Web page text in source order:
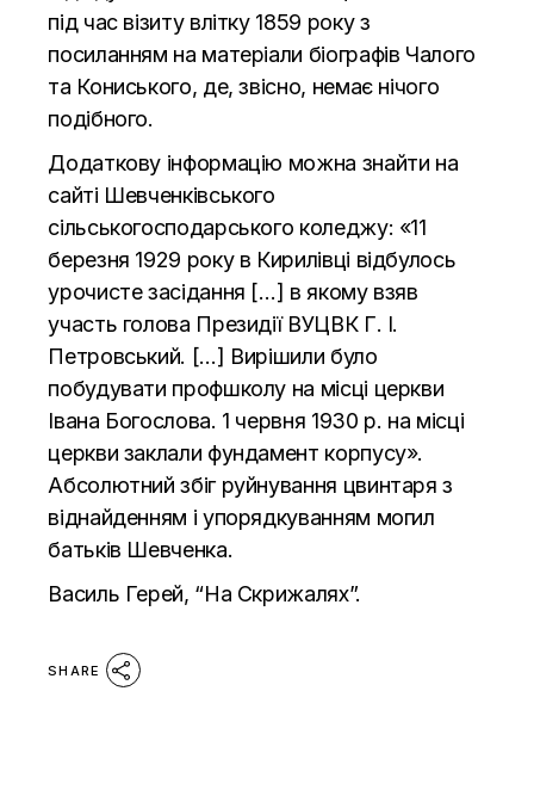
під час візиту влітку 1859 року з
посиланням на матеріали біографів Чалого
та Кониського, де, звісно, немає нічого
подібного.
Додаткову інформацію можна знайти на
сайті Шевченківського
сільськогосподарського коледжу: «11
березня 1929 року в Кирилівці відбулось
урочисте засідання […] в якому взяв
участь голова Президії ВУЦВК Г. І.
Петровський. […] Вирішили було
побудувати профшколу на місці церкви
Івана Богослова. 1 червня 1930 р. на місці
церкви заклали фундамент корпусу».
Абсолютний збіг руйнування цвинтаря з
віднайденням і упорядкуванням могил
батьків Шевченка.
Василь Герей, “На Скрижалях”.
SHARE